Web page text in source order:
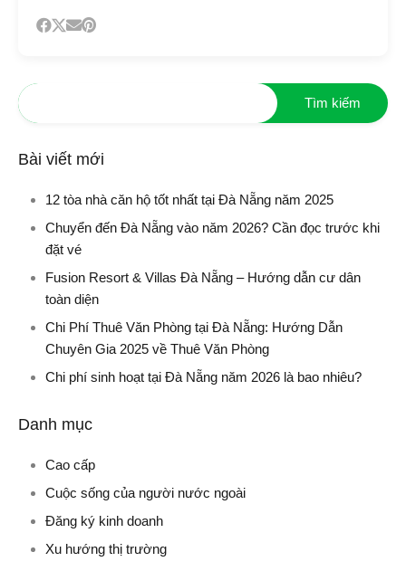
Bài viết mới
12 tòa nhà căn hộ tốt nhất tại Đà Nẵng năm 2025
Chuyển đến Đà Nẵng vào năm 2026? Cần đọc trước khi
đặt vé
Fusion Resort & Villas Đà Nẵng – Hướng dẫn cư dân
toàn diện
Chi Phí Thuê Văn Phòng tại Đà Nẵng: Hướng Dẫn
Chuyên Gia 2025 về Thuê Văn Phòng
Chi phí sinh hoạt tại Đà Nẵng năm 2026 là bao nhiêu?
Danh mục
Cao cấp
Cuộc sống của người nước ngoài
Đăng ký kinh doanh
Xu hướng thị trường